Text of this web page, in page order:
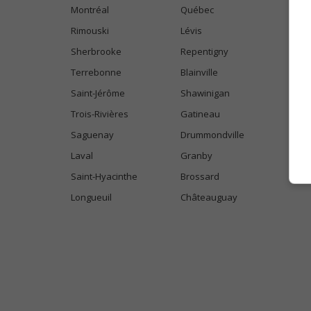
Montréal
Québec
Rimouski
Lévis
Sherbrooke
Repentigny
Terrebonne
Blainville
Saint-Jérôme
Shawinigan
Trois-Rivières
Gatineau
Saguenay
Drummondville
Laval
Granby
Saint-Hyacinthe
Brossard
Longueuil
Châteauguay